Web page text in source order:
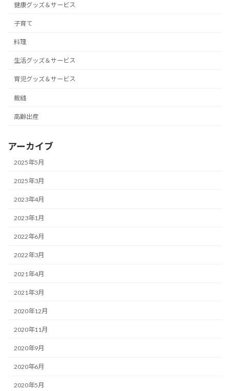
健康グッズ＆サービス
子育て
料理
生活グッズ＆サービス
育児グッズ＆サービス
裁縫
高齢出産
アーカイブ
2025年5月
2025年3月
2023年4月
2023年1月
2022年6月
2022年3月
2021年4月
2021年3月
2020年12月
2020年11月
2020年9月
2020年6月
2020年5月